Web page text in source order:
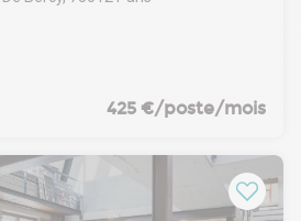
425 €/poste/mois